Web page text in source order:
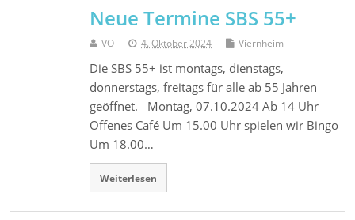
Neue Termine SBS 55+
VO 4. Oktober 2024 Viernheim
Die SBS 55+ ist montags, dienstags,
donnerstags, freitags für alle ab 55 Jahren
geöffnet. Montag, 07.10.2024 Ab 14 Uhr
Offenes Café Um 15.00 Uhr spielen wir Bingo
Um 18.00…
Weiterlesen